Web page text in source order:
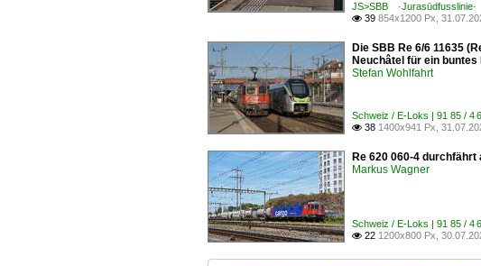
JS>SBB ·Jurasüdfusslinie·
 39 854x1200 Px,
Die SBB Re 6/6 11635
Neuchâtel für ein
Stefan Wohlfahrt
Schweiz / E-Loks | 91 85 /
 38 1400x941 Px,
Re 620 060-4
Markus Wagner
Schweiz / E-Loks | 91 85 /
 22 1200x800 Px,